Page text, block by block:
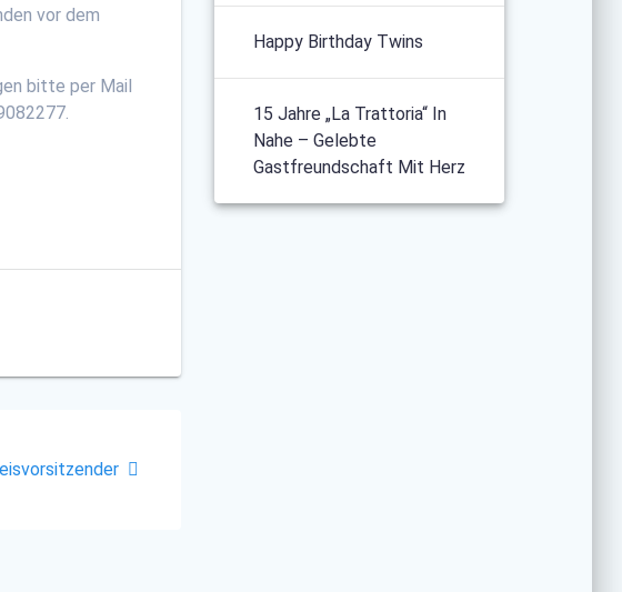
vor dem
bitte per Mail
Happy Birthday Twins
15 Jahre „La Trattoria“ In
Nahe – Gelebte
Gastfreundschaft Mit Herz